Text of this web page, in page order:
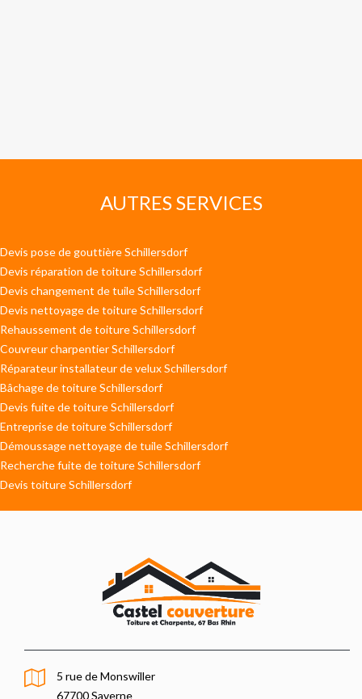
AUTRES SERVICES
Devis pose de gouttière Schillersdorf
Devis réparation de toiture Schillersdorf
Devis changement de tuile Schillersdorf
Devis nettoyage de toiture Schillersdorf
Rehaussement de toiture Schillersdorf
Couvreur charpentier Schillersdorf
Réparateur installateur de velux Schillersdorf
Bâchage de toiture Schillersdorf
Devis fuite de toiture Schillersdorf
Entreprise de toiture Schillersdorf
Démoussage nettoyage de tuile Schillersdorf
Recherche fuite de toiture Schillersdorf
Devis toiture Schillersdorf
5 rue de Monswiller
67700 Saverne